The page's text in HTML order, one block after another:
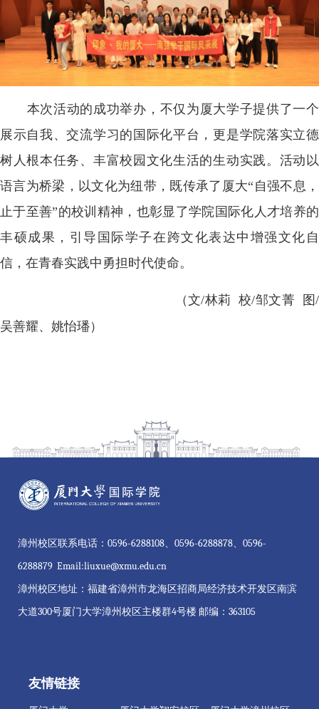
本次活动的成功举办，不仅为厦大学子提供了一个
展示自我、交流学习的国际化平台，更是学院落实立德
树人根本任务、丰富校园文化生活的生动实践。活动以
语言为桥梁，以文化为纽带，既传承了厦大“自强不息，
止于至善”的校训精神，也彰显了学院国际化人才培养的
丰硕成果，引导国际学子在跨文化表达中增强文化自
信，在青春实践中勇担时代使命。
（文/林莉 校/邹文菁 图/
吴善耀、姚怡璠）
漳州校区联系电话：0596-6288108、0596-6288878、0596-
6288879 Email:liuxue@xmu.edu.cn
漳州校区地址：福建省漳州市龙海区招商局经济技术开发区南滨
大道300号厦门大学漳州校区主楼群4号楼 邮编：363105
友情链接